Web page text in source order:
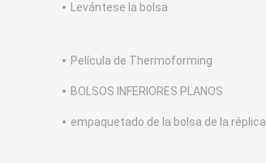
Levántese la bolsa
Película de Thermoforming
BOLSOS INFERIORES PLANOS
empaquetado de la bolsa de la réplica